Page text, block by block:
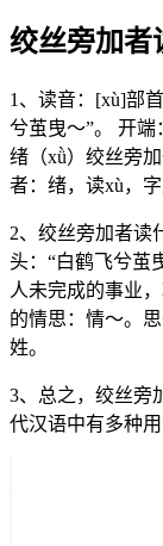
绞丝旁加者
1、读音：[xù]部
兮茧曳～”。 开
绪（xǜ）绞丝旁
者：绪，读xù，
2、绞丝旁加者读
头：“白鹤飞兮茧
人未完成的事业
的情思：情～。
姓。
3、总之，绞丝旁
代汉语中有多种